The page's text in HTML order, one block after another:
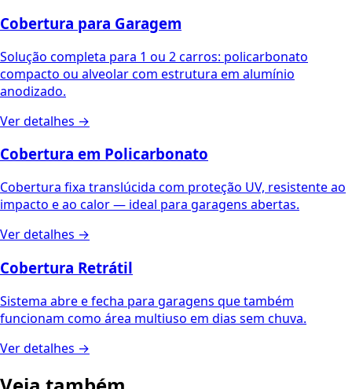
Cobertura para Garagem
Solução completa para 1 ou 2 carros: policarbonato
compacto ou alveolar com estrutura em alumínio
anodizado.
Ver detalhes →
Cobertura em Policarbonato
Cobertura fixa translúcida com proteção UV, resistente ao
impacto e ao calor — ideal para garagens abertas.
Ver detalhes →
Cobertura Retrátil
Sistema abre e fecha para garagens que também
funcionam como área multiuso em dias sem chuva.
Ver detalhes →